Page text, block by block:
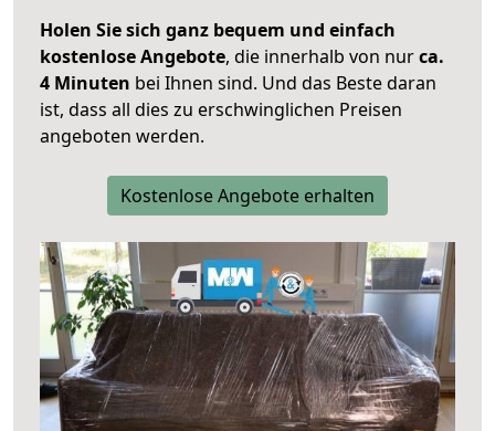
Holen Sie sich ganz bequem und einfach
kostenlose Angebote, die innerhalb von nurca.
4 Minuten bei Ihnen sind. Und das Beste daran
ist, dass all dies zu erschwinglichen Preisen
angeboten werden.
Kostenlose Angebote erhalten